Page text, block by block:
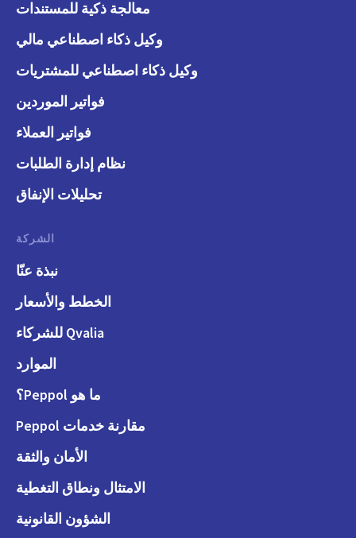
معالجة ذكية للمستندات
وكيل ذكاء اصطناعي مالي
وكيل ذكاء اصطناعي للمشتريات
فواتير الموردين
فواتير العملاء
نظام إدارة الطلبات
تحليلات الإنفاق
الشركة
نبذة عنّا
الخطط والأسعار
Qvalia للشركاء
الموارد
ما هو Peppol؟
مقارنة خدمات Peppol
الأمان والثقة
الامتثال ونطاق التغطية
الشؤون القانونية